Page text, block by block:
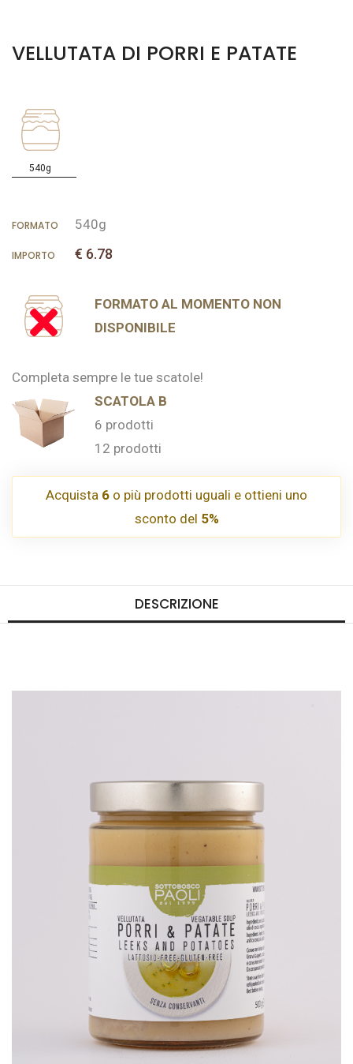
VELLUTATA DI PORRI E PATATE
540g
FORMATO 540g
IMPORTO € 6.78
FORMATO AL MOMENTO NON
DISPONIBILE
Completa sempre le tue scatole!
SCATOLA B
6 prodotti
12 prodotti
Acquista 6 o più prodotti uguali e ottieni uno
sconto del 5%
DESCRIZIONE